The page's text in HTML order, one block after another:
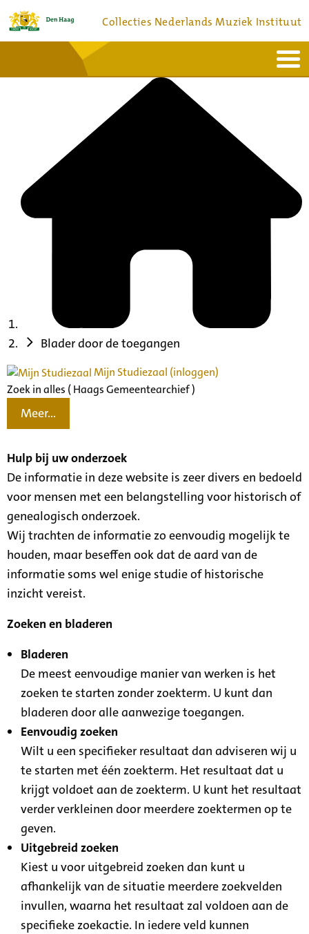
Collecties Nederlands Muziek Instituut
Bronnen en collecties
Blader door de toegangen
Mijn Studiezaal (inloggen)
Zoek in alles ( Haags Gemeentearchief )
Meer...
Hulp bij uw onderzoek
De informatie in deze website is zeer divers en bedoeld
voor mensen met een belangstelling voor historisch of
genealogisch onderzoek.
Wij trachten de informatie zo eenvoudig mogelijk te
houden, maar beseffen ook dat de aard van de
informatie soms wel enige studie of historische
inzicht vereist.
Zoeken en bladeren
Bladeren
De meest eenvoudige manier van werken is het
zoeken te starten zonder zoekterm. U kunt dan
bladeren door alle aanwezige toegangen.
Eenvoudig zoeken
Wilt u een specifieker resultaat dan adviseren wij u
te starten met één zoekterm. Het resultaat dat u
krijgt voldoet aan de zoekterm. U kunt het resultaat
verder verkleinen door meerdere zoektermen op te
geven.
Uitgebreid zoeken
Kiest u voor uitgebreid zoeken dan kunt u
afhankelijk van de situatie meerdere zoekvelden
invullen, waarna het resultaat zal voldoen aan de
specifieke zoekactie. In iedere veld kunnen